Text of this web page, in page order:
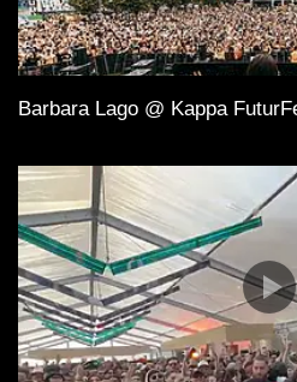
Barbara Lago @ Kappa